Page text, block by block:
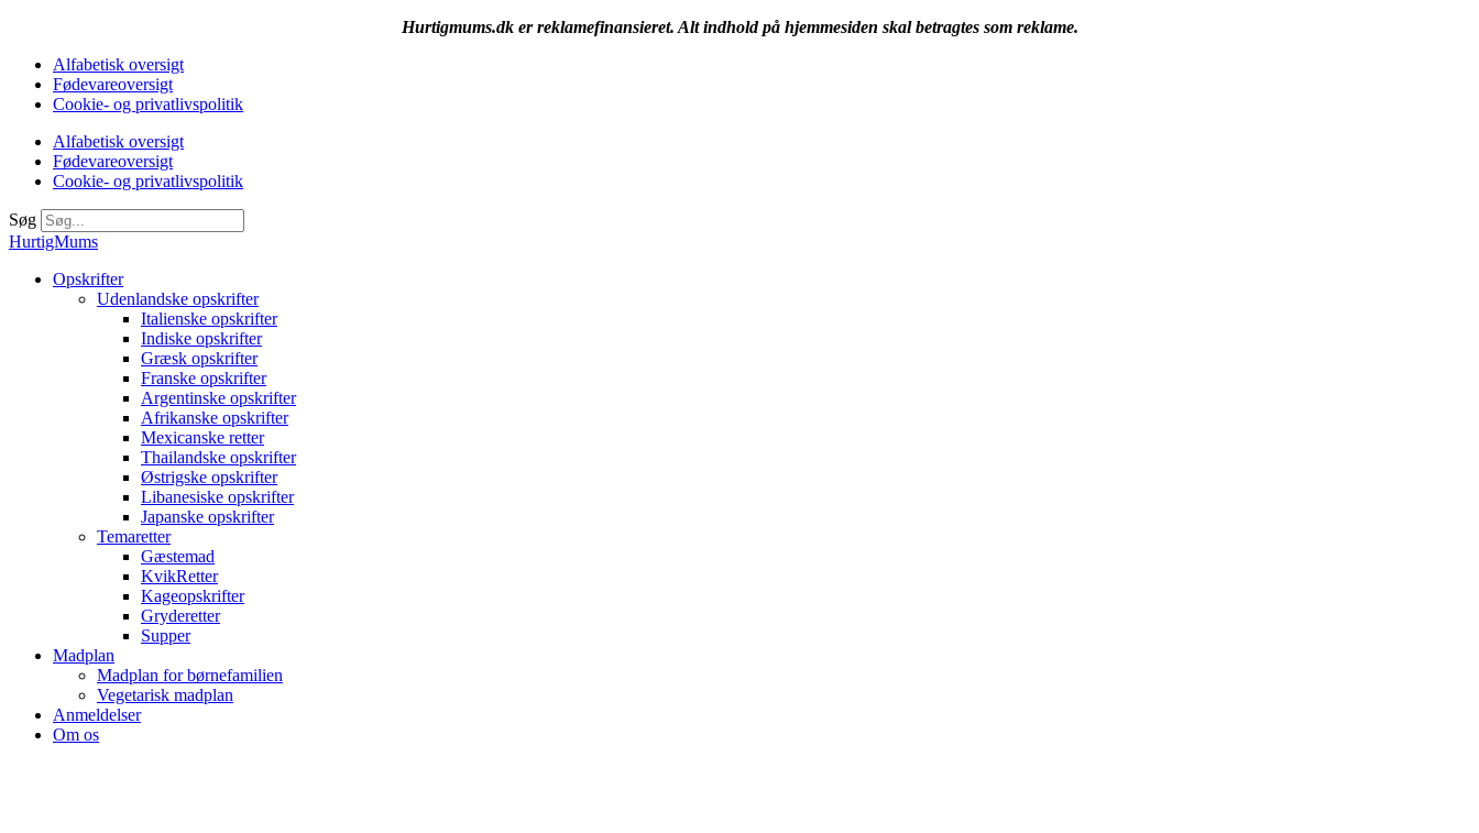
Hurtigmums.dk er reklamefinansieret. Alt indhold på hjemmesiden skal betragtes som reklame.
Alfabetisk oversigt
Fødevareoversigt
Cookie- og privatlivspolitik
Alfabetisk oversigt
Fødevareoversigt
Cookie- og privatlivspolitik
Søg
HurtigMums
Opskrifter
Udenlandske opskrifter
Italienske opskrifter
Indiske opskrifter
Græsk opskrifter
Franske opskrifter
Argentinske opskrifter
Afrikanske opskrifter
Mexicanske retter
Thailandske opskrifter
Østrigske opskrifter
Libanesiske opskrifter
Japanske opskrifter
Temaretter
Gæstemad
KvikRetter
Kageopskrifter
Gryderetter
Supper
Madplan
Madplan for børnefamilien
Vegetarisk madplan
Anmeldelser
Om os